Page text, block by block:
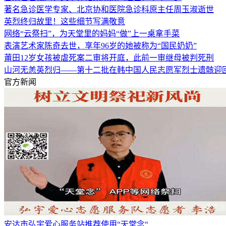
著名急诊医学专家、北京协和医院急诊科原主任周玉淑逝世
英烈终归故里！这些细节写满敬意
网络“云祭扫”，为天堂里的妈妈“做”上一桌拿手菜
表演艺术家陈奇去世，享年96岁的她被称为“国民奶奶”
莆田12岁女孩被虐死案二审将开庭，此前一审继母被判死刑
山河无恙英烈归——第十二批在韩中国人民志愿军烈士遗骸迎
官方新闻
安达市弘宇爱心服务站推荐使用“天堂念“